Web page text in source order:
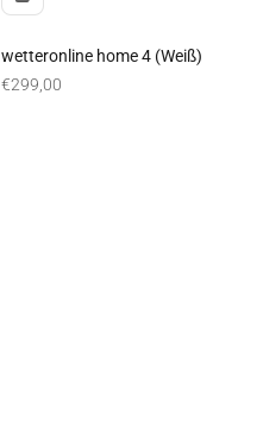
wetteronline home 4 (Weiß)
Angebot
€299,00